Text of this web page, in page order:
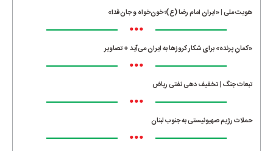
هویت ملی | «ایران امام رضا (ع)؛ خون‌خواه و جان‌فدا»
•••
«کمانِ پرنده» برای شکار کروزها به ایران می‌آید + تصاویر
•••
تبعات جنگ | تخفیف دهی نفتی ریاض
•••
حملات رژیم صهیونیستی به جنوب لبنان
•••